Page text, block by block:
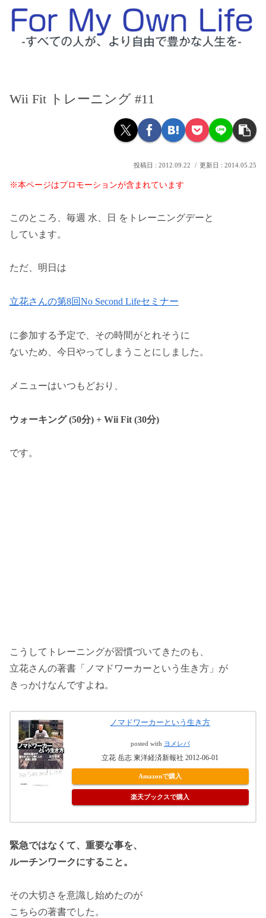
Wii Fit トレーニング #11
2012.09.22 2014.05.25
※本ページはプロモーションが含まれています
このところ、毎週 水、日 をトレーニングデーと
しています。
ただ、明日は
立花さんの第8回No Second Lifeセミナー
に参加する予定で、その時間がとれそうに
ないため、今日やってしまうことにしました。
メニューはいつもどおり、
ウォーキング (50分) + Wii Fit (30分)
です。
こうしてトレーニングが習慣づいてきたのも、
立花さんの著書「ノマドワーカーという生き方」が
きっかけなんですよね。
ノマドワーカーという生き方
posted with ヨメレバ
立花 岳志 東洋経済新報社 2012-06-01
Amazonで購入
楽天ブックスで購入
緊急ではなくて、重要な事を、
ルーチンワークにすること。
その大切さを意識し始めたのが
こちらの著書でした。